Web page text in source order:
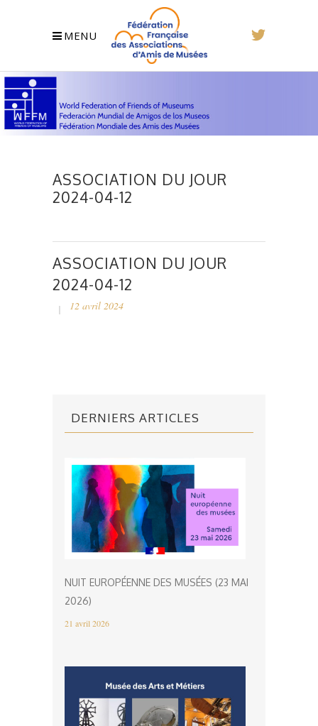
MENU
ASSOCIATION DU JOUR
2024-04-12
ASSOCIATION DU JOUR
2024-04-12
12 avril 2024
DERNIERS ARTICLES
NUIT EUROPÉENNE DES MUSÉES (23 MAI
2026)
21 avril 2026